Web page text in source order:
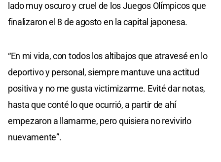
lado muy oscuro y cruel de los Juegos Olímpicos que
finalizaron el 8 de agosto en la capital japonesa.
“En mi vida, con todos los altibajos que atravesé en lo
deportivo y personal, siempre mantuve una actitud
positiva y no me gusta victimizarme. Evité dar notas,
hasta que conté lo que ocurrió, a partir de ahí
empezaron a llamarme, pero quisiera no revivirlo
nuevamente”.